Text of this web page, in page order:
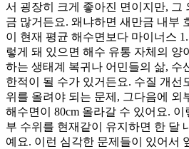
서 굉장히 크게 좋아진 면이지만, 그
금 많거든요. 왜냐하면 새만금 내부
이 현재 평균 해수면보다 마이너스
렇게 돼 있으면 해수 유통 자체의 양
하는 생태계 복귀나 어민들의 삶, 수
한적이 될 수가 있거든요. 수질 개선
위를 올려야 되는 문제, 그다음에 외
해수면이 80cm 올라갈 수 있어요.
부 수위를 현재같이 유지하면 한 달
예요. 이런 심각한 문제들이 있어서